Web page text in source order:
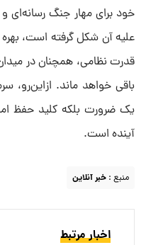
خود برای مهار جنگ رسانه‌ای
علیه آن شکل گرفته است،
قدرت نظامی، همچنان در
باقی خواهد ماند. ازاین‌رو،
یک ضرورت بلکه کلید حفظ
آینده است.
منبع : خبر آنلاین
اخبار مرتبط